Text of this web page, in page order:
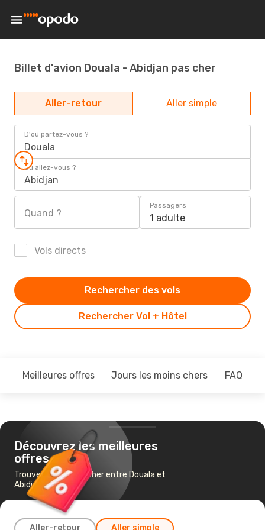
Billet d'avion Douala - Abidjan pas cher
Aller-retour Aller simple
D'où partez-vous ?
Douala
Où allez-vous ?
Abidjan
Quand ?
Passagers
1 adulte
Vols directs
Rechercher Vol + Hôtel
Rechercher des vols
Meilleures offres Jours les moins chers FAQ
Découvrez les meilleures
offres
Trouvez un vol pas cher entre Douala et
Abidjan
Aller-retour Aller simple